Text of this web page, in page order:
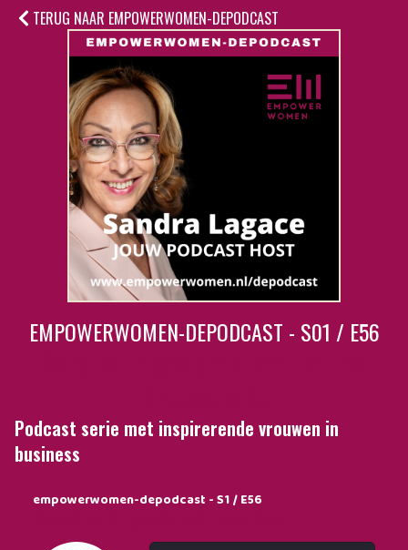
TERUG NAAR EMPOWERWOMEN-DEPODCAST
EMPOWERWOMEN-DEPODCAST - S01 / E56
Podcast serie met inspirerende vrouwen in
business